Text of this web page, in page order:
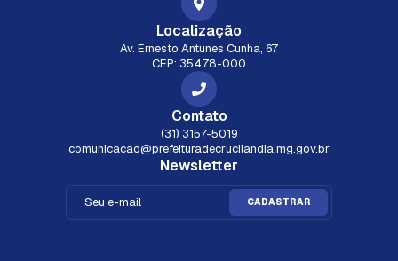
Localização
Av. Ernesto Antunes Cunha, 67
CEP: 35478-000
Contato
(31) 3157-5019
comunicacao@prefeituradecrucilandia.mg.gov.br
Newsletter
CADASTRAR